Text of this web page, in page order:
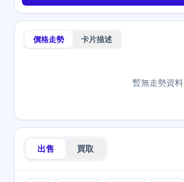
價格走勢 卡片描述
暫無走勢資料
出售 買取